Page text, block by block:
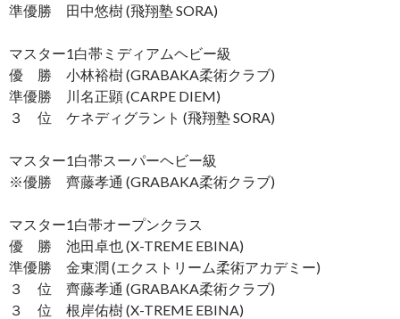
準優勝 田中悠樹 (飛翔塾 SORA)
マスター1白帯ミディアムヘビー級
優 勝 小林裕樹 (GRABAKA柔術クラブ)
準優勝 川名正顕 (CARPE DIEM)
３ 位 ケネディグラント (飛翔塾 SORA)
マスター1白帯スーパーヘビー級
※優勝 齊藤孝通 (GRABAKA柔術クラブ)
マスター1白帯オープンクラス
優 勝 池田卓也 (X-TREME EBINA)
準優勝 金東潤 (エクストリーム柔術アカデミー)
３ 位 齊藤孝通 (GRABAKA柔術クラブ)
３ 位 根岸佑樹 (X-TREME EBINA)